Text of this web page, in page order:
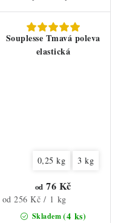
Souplesse Tmavá poleva
elastická
0,25 kg 3 kg
Skladem(4 ks)
od 76 Kč
Měrná
od 256 Kč / 1 kg